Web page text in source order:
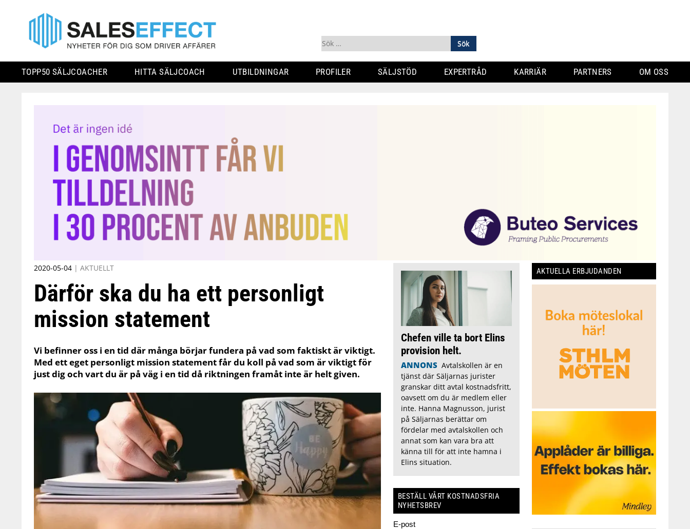
Sök
efter:
TOPP50 SÄLJCOACHER HITTA SÄLJCOACH UTBILDNINGAR PROFILER SÄLJSTÖD EXPERTRÅD KARRIÄR PARTNERS OM OSS
content
2020-05-04 | AKTUELLT
Därför ska du ha ett personligt
mission statement
Vi befinner oss i en tid där många börjar fundera på vad som faktiskt är viktigt.
Med ett eget personligt mission statement får du koll på vad som är viktigt för
just dig och vart du är på väg i en tid då riktningen framåt inte är helt given.
Chefen ville ta bort Elins
provision helt.
ANNONS Avtalskollen är en
tjänst där Säljarnas jurister
granskar ditt avtal kostnadsfritt,
oavsett om du är medlem eller
inte. Hanna Magnusson, jurist
på Säljarnas berättar om
fördelar med avtalskollen och
annat som kan vara bra att
känna till för att inte hamna i
Elins situation.
BESTÄLL VÅRT KOSTNADSFRIA
NYHETSBREV
E-post
AKTUELLA ERBJUDANDEN